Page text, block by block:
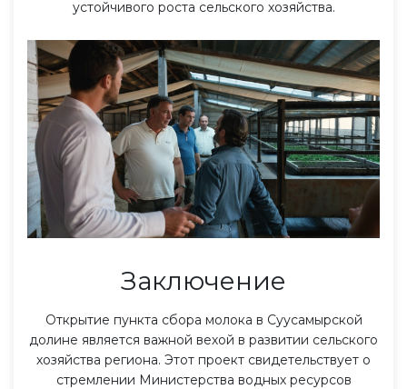
устойчивого роста сельского хозяйства.
Заключение
Открытие пункта сбора молока в Суусамырской
долине является важной вехой в развитии сельского
хозяйства региона. Этот проект свидетельствует о
стремлении Министерства водных ресурсов